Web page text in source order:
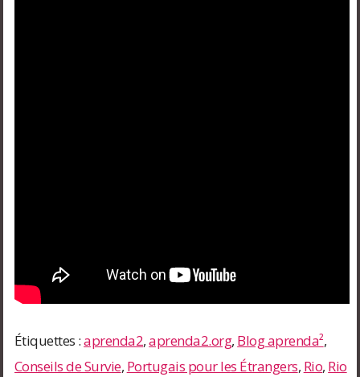
Étiquettes :aprenda2,aprenda2.org, Blog aprenda²,
Conseils de Survie, Portugais pour les Étrangers, Rio, Rio